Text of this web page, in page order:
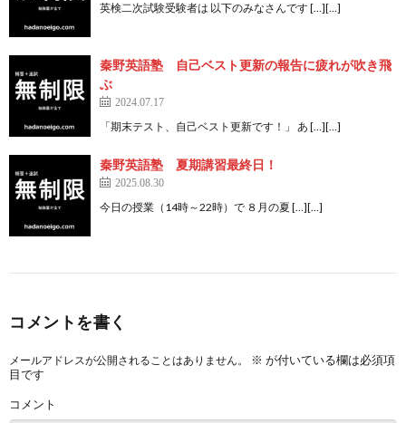
英検二次試験受験者は 以下のみなさんです […][…]
秦野英語塾 自己ベスト更新の報告に疲れが吹き飛
ぶ
2024.07.17
「期末テスト、自己ベスト更新です！」 あ […][…]
秦野英語塾 夏期講習最終日！
2025.08.30
今日の授業（14時～22時）で ８月の夏 […][…]
コメントを書く
メールアドレスが公開されることはありません。 ※ が付いている欄は必須項
目です
コメント